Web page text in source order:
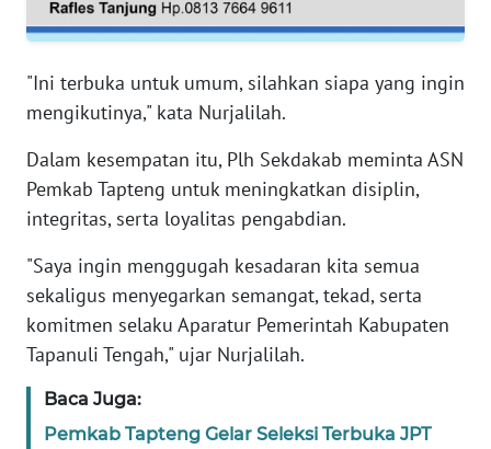
"Ini terbuka untuk umum, silahkan siapa yang ingin
mengikutinya," kata Nurjalilah.
Dalam kesempatan itu, Plh Sekdakab meminta ASN
Pemkab Tapteng untuk meningkatkan disiplin,
integritas, serta loyalitas pengabdian.
"Saya ingin menggugah kesadaran kita semua
sekaligus menyegarkan semangat, tekad, serta
komitmen selaku Aparatur Pemerintah Kabupaten
Tapanuli Tengah," ujar Nurjalilah.
Baca Juga:
Pemkab Tapteng Gelar Seleksi Terbuka JPT
WN
BARAT
WN
WN
SERAMBI
WN
JAMBI
WN